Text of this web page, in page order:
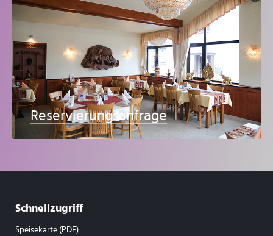
Reservierungsanfrage
Schnellzugriff
Speisekarte (PDF)